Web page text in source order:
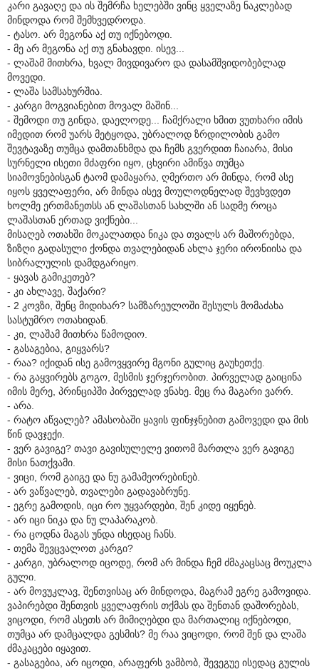
კარი გავაღე და ის შემრჩა ხელებში ვინც ყველაზე ნაკლებად
მინდოდა რომ შემხვედროდა.
- ტასო. არ მეგონა აქ თუ იქნებოდი.
- მე არ მეგონა აქ თუ გნახავდი. ისევ...
- ლაშამ მითხრა, ხვალ მივდივარო და დასამშვიდობებლად
მოვედი.
- ლაშა სამსახურშია.
- კარგი მოგვიანებით მოვალ მაშინ...
- შემოდი თუ გინდა, დაელოდე... ჩამქრალი ხმით ვუთხარი იმის
იმედით რომ უარს მეტყოდა, უბრალოდ ზრდილობის გამო
შევტავაზე თუმცა დამთანხმდა და ჩემს გვერდით ჩაიარა, მისი
სურნელი ისეთი მძაფრი იყო, ცხვირი ამიწვა თუმცა
სიამოვნებისგან ტაომ დამაყარა, ღმერთო არ მინდა, რომ ასე
იყოს ყველაფერი, არ მინდა ისევ მოულოდნელად შევხვდეთ
ხოლმე ერთმანეთსს ან ლაშასთან სახლში ან სადმე როცა
ლაშასთან ერთად ვიქნები...
მისაღებ ოთახში მოკალათდა ნიკა და თვალს არ მაშორებდა,
ზიზღი გადასული ქონდა თვალებიდან ახლა ჯერი ირონიისა და
სიბრალულის დამდგარიყო.
- ყავას გამიკეთებ?
- კი ახლავე, შაქარი?
- 2 კოვზი, შენც მიდიხარ? სამზარეულოში შესულს მომაძახა
სასტუმრო ოთახიდან.
- კი, ლაშამ მითხრა წამოდიო.
- გასაგებია, გიყვარს?
- რაა? იქიდან ისე გამოვყვირე მგონი გულიც გაუხეთქე.
- რა გაყვირებს გოგო, მესმის ჯერჯერობით. პირველად გაიცინა
იმის მერე, პრინციპში პირველად ვნახე. მეც რა მაგარი ვარრ.
- არა.
- რატო აწვალებ? ამასობაში ყავის ფინჯჯნებით გამოვედი და მის
წინ დავჯექი.
- ვერ გავიგე? თავი გავისულელე ვითომ მართლა ვერ გავიგე
მისი ნათქვამი.
- ვიცი, რომ გაიგე და ნუ გამამეორებინებ.
- არ ვაწვალებ, თვალები გადავაბრუნე.
- ეგრე გამოდის, იცი რო უყვარდები, შენ კიდე იყენებ.
- არ იცი ნიკა და ნუ ლაპარაკობ.
- რა ცოდნა მაგას უნდა ისედაც ჩანს.
- თემა შევცვალოთ კარგი?
- კარგი, უბრალოდ იცოდე, რომ არ მინდა ჩემ ძმაკაცსაც მოუკლა
გული.
- არ მოვუკლავ, შენთვისაც არ მინდოდა, მაგრამ ეგრე გამოვიდა.
ვაპირებდი შენთვის ყველაფრის თქმას და შენთან დაშორებას,
ვიცოდი, რომ ასეთს არ მიმიღებდი და მართალიც იქნებოდი,
თუმცა არ დამცალდა გესმის? მე რაა ვიცოდი, რომ შენ და ლაშა
ძმაკაცები იყავით.
- გასაგებია, არ იცოდი, არაფერს ვამბობ, შევეგუე ისედაც გულის